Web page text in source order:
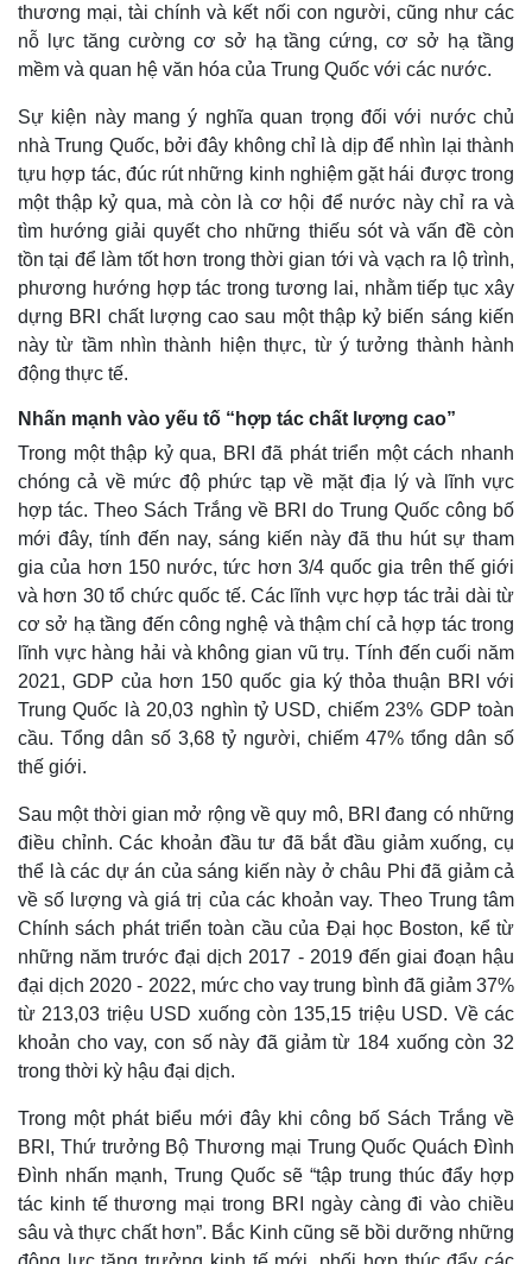
Kinh tế
Bất động sản
Khởi nghiệp
Thị trường
Giá vàng
Chứng khoán
Giá cà phê
thương mại, tài chính và kết nối con người, cũng như các
nỗ lực tăng cường cơ sở hạ tầng cứng, cơ sở hạ tầng
mềm và quan hệ văn hóa của Trung Quốc với các nước.
Sự kiện này mang ý nghĩa quan trọng đối với nước chủ
nhà Trung Quốc, bởi đây không chỉ là dịp để nhìn lại thành
tựu hợp tác, đúc rút những kinh nghiệm gặt hái được trong
một thập kỷ qua, mà còn là cơ hội để nước này chỉ ra và
tìm hướng giải quyết cho những thiếu sót và vấn đề còn
tồn tại để làm tốt hơn trong thời gian tới và vạch ra lộ trình,
phương hướng hợp tác trong tương lai, nhằm tiếp tục xây
dựng BRI chất lượng cao sau một thập kỷ biến sáng kiến
này từ tầm nhìn thành hiện thực, từ ý tưởng thành hành
động thực tế.
Nhấn mạnh vào yếu tố “hợp tác chất lượng cao”
Trong một thập kỷ qua, BRI đã phát triển một cách nhanh
chóng cả về mức độ phức tạp về mặt địa lý và lĩnh vực
hợp tác. Theo Sách Trắng về BRI do Trung Quốc công bố
mới đây, tính đến nay, sáng kiến này đã thu hút sự tham
gia của hơn 150 nước, tức hơn 3/4 quốc gia trên thế giới
và hơn 30 tổ chức quốc tế. Các lĩnh vực hợp tác trải dài từ
cơ sở hạ tầng đến công nghệ và thậm chí cả hợp tác trong
lĩnh vực hàng hải và không gian vũ trụ. Tính đến cuối năm
2021, GDP của hơn 150 quốc gia ký thỏa thuận BRI với
Trung Quốc là 20,03 nghìn tỷ USD, chiếm 23% GDP toàn
cầu. Tổng dân số 3,68 tỷ người, chiếm 47% tổng dân số
thế giới.
Sau một thời gian mở rộng về quy mô, BRI đang có những
điều chỉnh. Các khoản đầu tư đã bắt đầu giảm xuống, cụ
thể là các dự án của sáng kiến này ở châu Phi đã giảm cả
về số lượng và giá trị của các khoản vay. Theo Trung tâm
Chính sách phát triển toàn cầu của Đại học Boston, kể từ
những năm trước đại dịch 2017 - 2019 đến giai đoạn hậu
đại dịch 2020 - 2022, mức cho vay trung bình đã giảm 37%
từ 213,03 triệu USD xuống còn 135,15 triệu USD. Về các
khoản cho vay, con số này đã giảm từ 184 xuống còn 32
trong thời kỳ hậu đại dịch.
Trong một phát biểu mới đây khi công bố Sách Trắng về
BRI, Thứ trưởng Bộ Thương mại Trung Quốc Quách Đình
Đình nhấn mạnh, Trung Quốc sẽ “tập trung thúc đẩy hợp
tác kinh tế thương mại trong BRI ngày càng đi vào chiều
sâu và thực chất hơn”. Bắc Kinh cũng sẽ bồi dưỡng những